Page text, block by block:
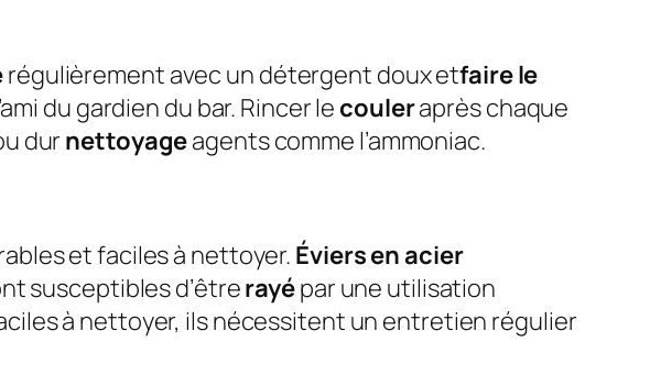
régulièrement avec un détergent doux etfaire le
du gardien du bar. Rincer le couleraprès chaque
dur nettoyageagents comme l’ammoniac.
et faciles à nettoyer.Éviers en acier
susceptibles d’êtrerayépar une utilisation
à nettoyer, ils nécessitent un entretien régulier